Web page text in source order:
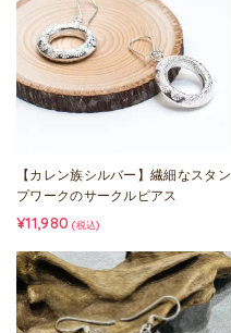
【カレン族シルバー】繊細なスタン
プワークのサークルピアス
¥11,980 (税込)